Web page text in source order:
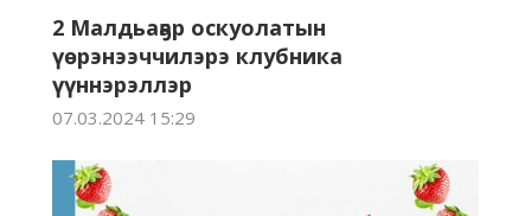
2 Малдьаҕар оскуолатын
үөрэнээччилэрэ клубника
үүннэрэллэр
07.03.2024 15:29